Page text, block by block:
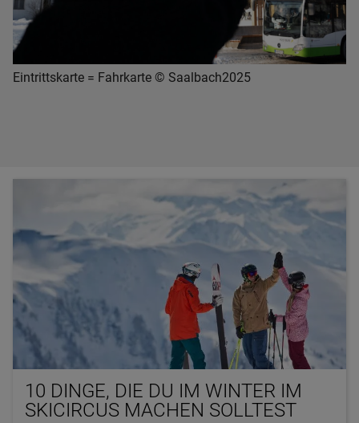
Eintrittskarte = Fahrkarte © Saalbach2025
10 DINGE, DIE DU IM WINTER IM
SKICIRCUS MACHEN SOLLTEST